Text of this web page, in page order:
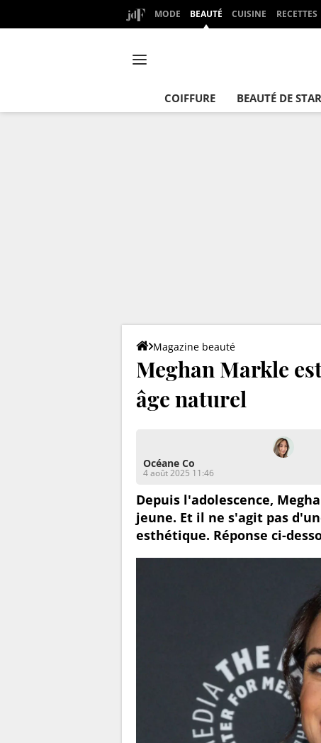
MODE BEAUTÉ CUISINE RECETTES
COIFFURE BEAUTÉ DE STAR
Magazine beauté
Meghan Markle
âge naturel
Océane Co
4 août 2025 11:46
Depuis l'adolescence,
jeune. Et il ne s'agit pas
esthétique. Réponse ci-